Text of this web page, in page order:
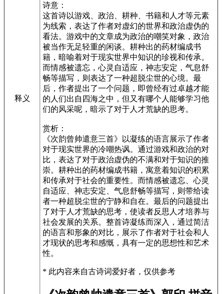
释义
诗意：
这首诗以游戏、政治、耕种、书籍和人才等元素
为线索，表达了作者对虚幻的世界和政治虚伪的
看法。游戏中的文章成为政治的嘲笑对象，政治
被当作无足轻重的闲谈。耕种出的药材编成书
籍，暗喻着对于现实世界中知识的珍视和传承。
而情感被遗忘，心灵自适应，神志安定，气息舒
畅等描写，则表达了一种超脱尘世的心境。最
后，作者提出了一个问题，即曾经有过卓越才能
的人们出自四海之中，但又有哪个人能够学习他
们的风采呢，暗示了对于人才荒缺的思考。
赏析：
《次韵曾帅遣意三首》以凝练的语言展示了作者
对于现实世界的冷嘲热讽。通过游戏和政治的对
比，表达了对于政治虚伪的不满和对于知识的推
崇。耕种出的药材编成书籍，寓意着知识的积累
和传承对于社会的重要性。而情感被遗忘、心灵
自适应、神志安定、气息舒畅等描写，则带给读
者一种超脱尘世的宁静和自在。最后的问题提出
了对于人才荒缺的思考，使读者反思人才培养与
社会发展的关系。整首诗凝练而深入，通过简洁
的语言和形象的对比，展示了作者对于社会和人
才现状的思考和感慨，具有一定的思想性和艺术
性。
* 此内容来自古诗词爱好者，仅供参考